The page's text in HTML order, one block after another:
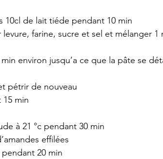
10cl de lait tiéde pendant 10 min
farine, sucre et sel et mélanger 1
environ jusqu’a ce que la pâte se
pétrir de nouveau
min
à 21 °c pendant 30 min
effilées
20 min